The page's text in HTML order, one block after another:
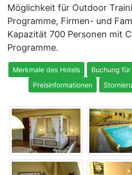
Möglichkeit für Outdoor
Programme, Firmen- und
Kapazität 700 Personen mit
Programme.
Merkmale des Hotels Buchung
Preisinformationen